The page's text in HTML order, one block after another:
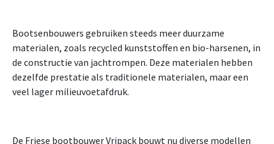
Bootsenbouwers gebruiken steeds meer duurzame
materialen, zoals recycled kunststoffen en bio-harsenen, in
de constructie van jachtrompen. Deze materialen hebben
dezelfde prestatie als traditionele materialen, maar een
veel lager milieuvoetafdruk.
De Friese bootbouwer Vripack bouwt nu diverse modellen